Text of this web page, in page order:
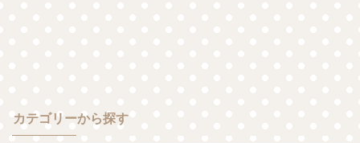
カテゴリーから探す